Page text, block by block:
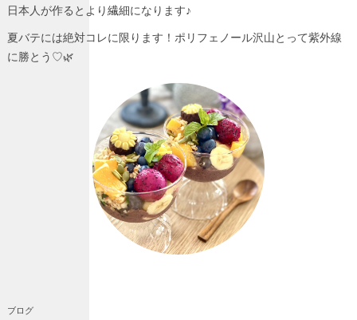
日本人が作るとより繊細になります♪
夏バテには絶対コレに限ります！ポリフェノール沢山とって紫外線
に勝とう♡🌿
ブログ